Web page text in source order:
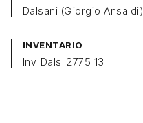
Dalsani (Giorgio Ansaldi)
INVENTARIO
Inv_Dals_2775_13